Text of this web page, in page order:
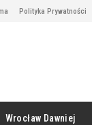
Polityka Prywatności
Wrocław Dawniej